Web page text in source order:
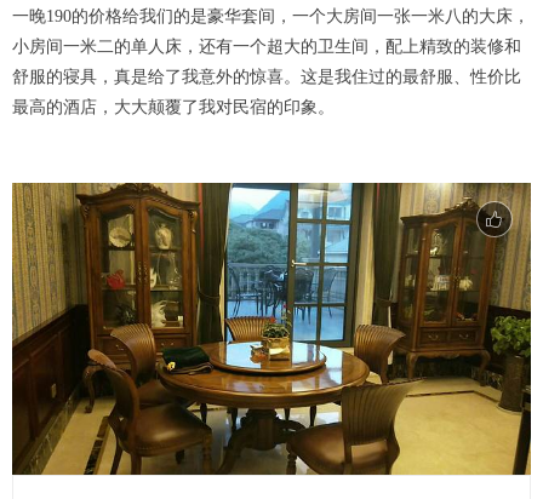
一晚190的价格给我们的是豪华套间，一个大房间一张一米八的大床，
小房间一米二的单人床，还有一个超大的卫生间，配上精致的装修和
舒服的寝具，真是给了我意外的惊喜。这是我住过的最舒服、性价比
最高的酒店，大大颠覆了我对民宿的印象。